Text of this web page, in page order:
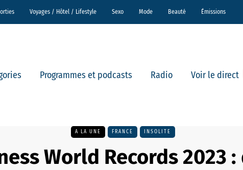
Voyages / Hôtel / Lifestyle Sexo Mode Beauté Émissions
Programmes et podcasts Radio Voir le direct
A LA UNE FRANCE INSOLITE
World Records 2023